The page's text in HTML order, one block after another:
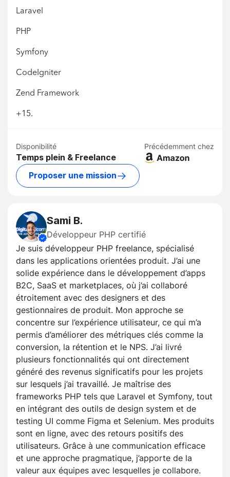
Laravel
PHP
Symfony
CodeIgniter
Zend Framework
+15.
Disponibilité
Temps plein & Freelance
Précédemment chez
Proposer une mission
Sami B.
Développeur PHP certifié
Je suis développeur PHP freelance, spécialisé
dans les applications orientées produit. J’ai une
solide expérience dans le développement d’apps
B2C, SaaS et marketplaces, où j’ai collaboré
étroitement avec des designers et des
gestionnaires de produit. Mon approche se
concentre sur l’expérience utilisateur, ce qui m’a
permis d’améliorer des métriques clés comme la
conversion, la rétention et le NPS. J’ai livré
plusieurs fonctionnalités qui ont directement
généré des revenus significatifs pour les projets
sur lesquels j’ai travaillé. Je maîtrise des
frameworks PHP tels que Laravel et Symfony, tout
en intégrant des outils de design system et de
testing UI comme Figma et Selenium. Mes produits
sont en ligne, avec des retours positifs des
utilisateurs. Grâce à une communication efficace
et une approche pragmatique, j’apporte de la
valeur aux équipes avec lesquelles je collabore.